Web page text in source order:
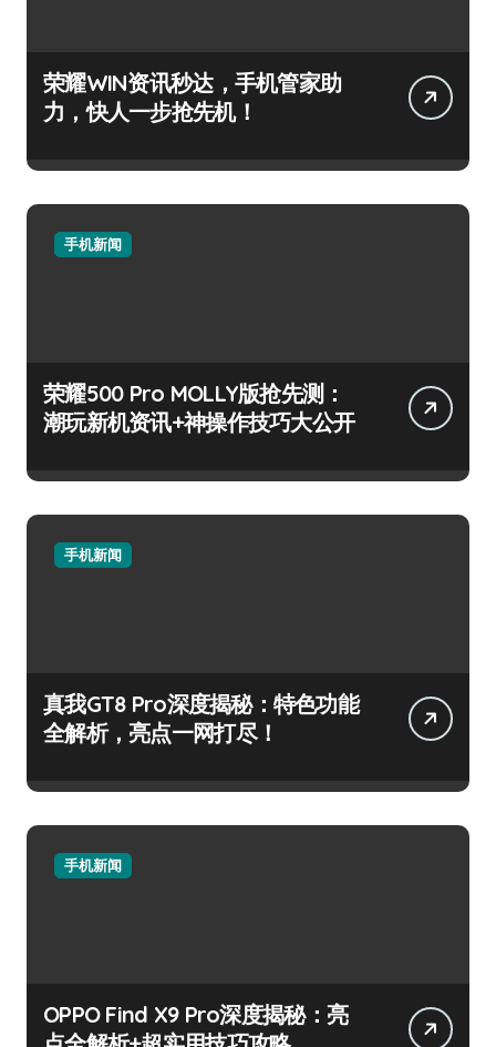
荣耀WIN资讯秒达，手机管家助
力，快人一步抢先机！
手机新闻
荣耀500 Pro MOLLY版抢先测：
潮玩新机资讯+神操作技巧大公开
手机新闻
真我GT8 Pro深度揭秘：特色功能
全解析，亮点一网打尽！
手机新闻
OPPO Find X9 Pro深度揭秘：亮